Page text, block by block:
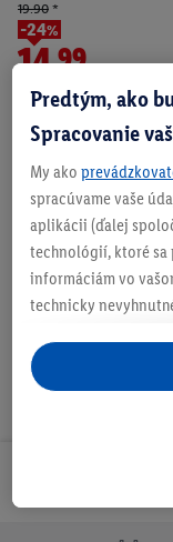
19.90 *
-24%
14.99
vrát. DPH
Doručenie
Číslo produktu:
O produkte
Predtým, ako
Spracovanie
My ako
spracúvame vaše
aplikácii (ďalej
technológií, ktoré sa
informáciám vo
technicky
personalizovanú
ste účastníkom
aj údaje z vášho
následne si